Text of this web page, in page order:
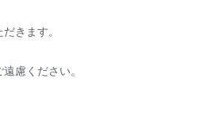
きます。
慮ください。